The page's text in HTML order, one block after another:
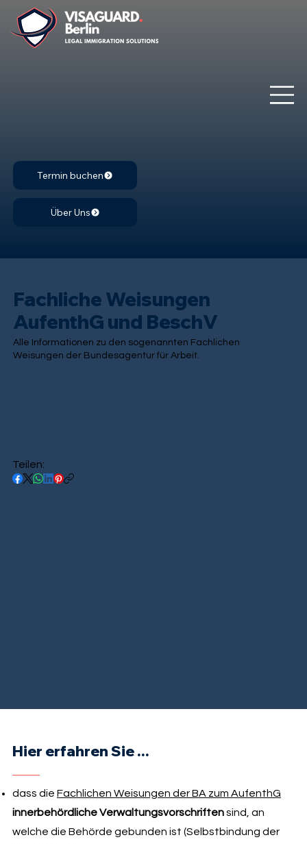
Termin buchen
Über Uns
Fachliche Weisungen
AufenthG und BeschV
Alle Informationen zu den sogenannten Fachlichen
Weisungen der Bundesagentur für Arbeit.
Teilen:
Hier erfahren Sie ...
dass die Fachlichen Weisungen der BA zum AufenthG
innerbehördliche Verwaltungsvorschriftensind, an
welche die Behörde gebunden ist (Selbstbindung der